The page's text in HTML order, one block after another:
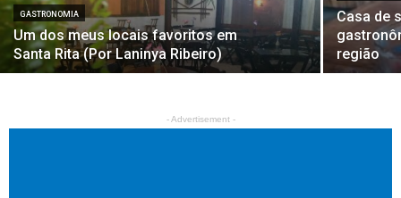
GASTRONOMIA
Um dos meus locais favoritos em
Santa Rita (Por Laninya Ribeiro)
Casa de
região
- Advertisement -